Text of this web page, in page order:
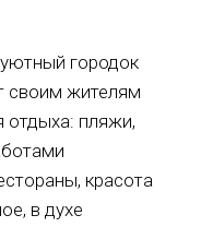
городок
своим жителям
отдыха: пляжи,
красота
в духе